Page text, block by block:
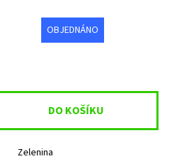
OBJEDNÁNO
Zelenina